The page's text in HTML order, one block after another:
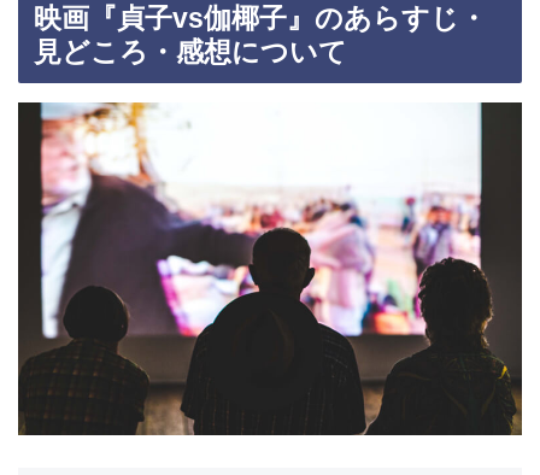
映画『貞子vs伽椰子』のあらすじ・
見どころ・感想について